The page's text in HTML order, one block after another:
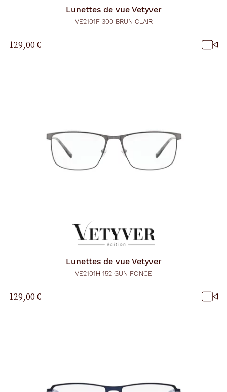
Lunettes de vue Vetyver
VE2101F 300 BRUN CLAIR
129,00 €
Lunettes de vue Vetyver
VE2101H 152 GUN FONCE
129,00 €